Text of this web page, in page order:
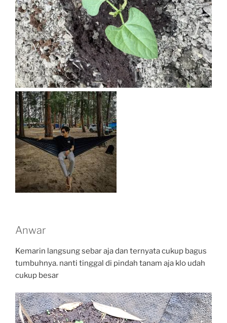
Anwar
Kemarin langsung sebar aja dan ternyata cukup bagus
tumbuhnya. nanti tinggal di pindah tanam aja klo udah
cukup besar